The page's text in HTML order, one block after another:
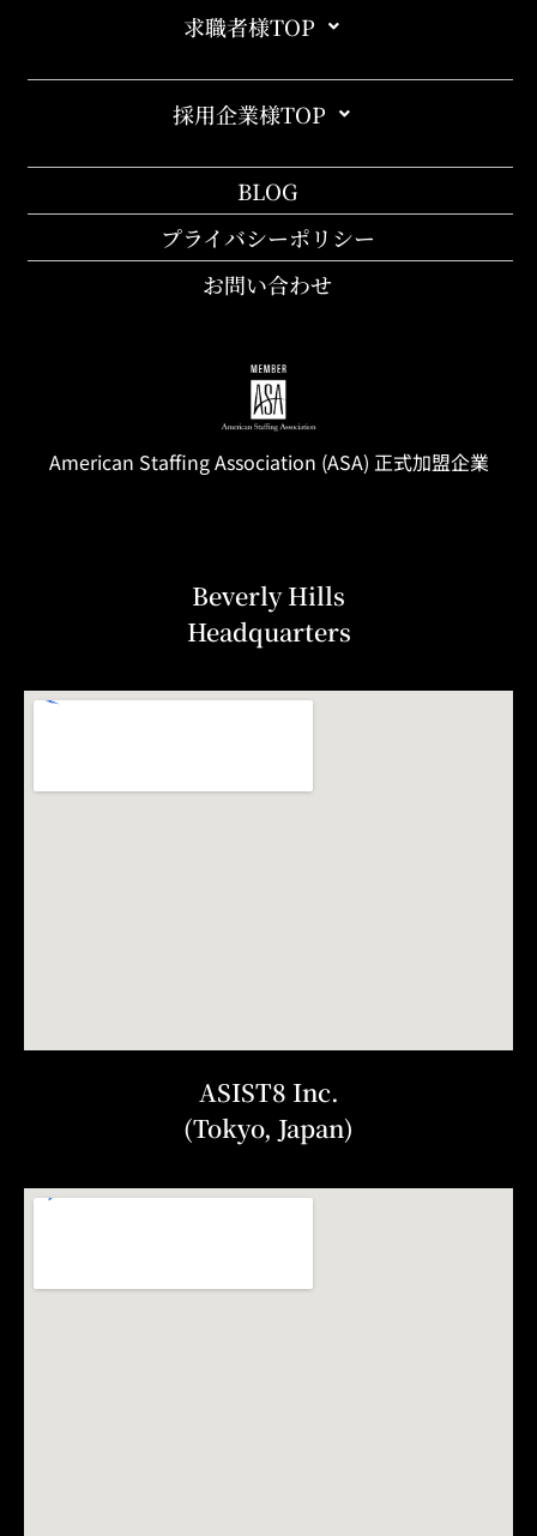
求職者様TOP
採用企業様TOP
BLOG
プライバシーポリシー
お問い合わせ
American StaffingAssociation (ASA) 正式加盟企業
Beverly Hills
Headquarters
ASIST8 Inc.
(Tokyo, Japan)